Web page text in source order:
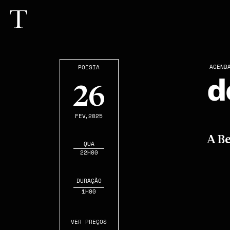
POESIA
26
FEV,2025
QUA
22H00
DURAÇÃO
1H00
VER PREÇOS
A